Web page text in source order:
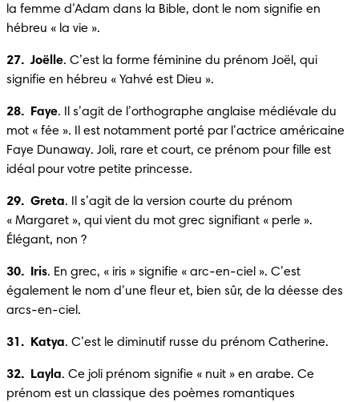
la femme d’Adam dans la Bible, dont le nom signifie en
hébreu « la vie ».
27.  Joëlle. C’est la forme féminine du prénom Joël, qui
signifie en hébreu « Yahvé est Dieu ».
28.  Faye. Il s’agit de l’orthographe anglaise médiévale du
mot « fée ». Il est notamment porté par l’actrice américaine
Faye Dunaway. Joli, rare et court, ce prénom pour fille est
idéal pour votre petite princesse.
29.  Greta. Il s’agit de la version courte du prénom
« Margaret », qui vient du mot grec signifiant « perle ».
Élégant, non ?
30.  Iris. En grec, « iris » signifie « arc-en-ciel ». C’est
également le nom d’une fleur et, bien sûr, de la déesse des
arcs-en-ciel.
31.  Katya. C’est le diminutif russe du prénom Catherine.
32.  Layla. Ce joli prénom signifie « nuit » en arabe. Ce
prénom est un classique des poèmes romantiques